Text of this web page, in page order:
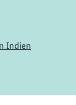
Indien